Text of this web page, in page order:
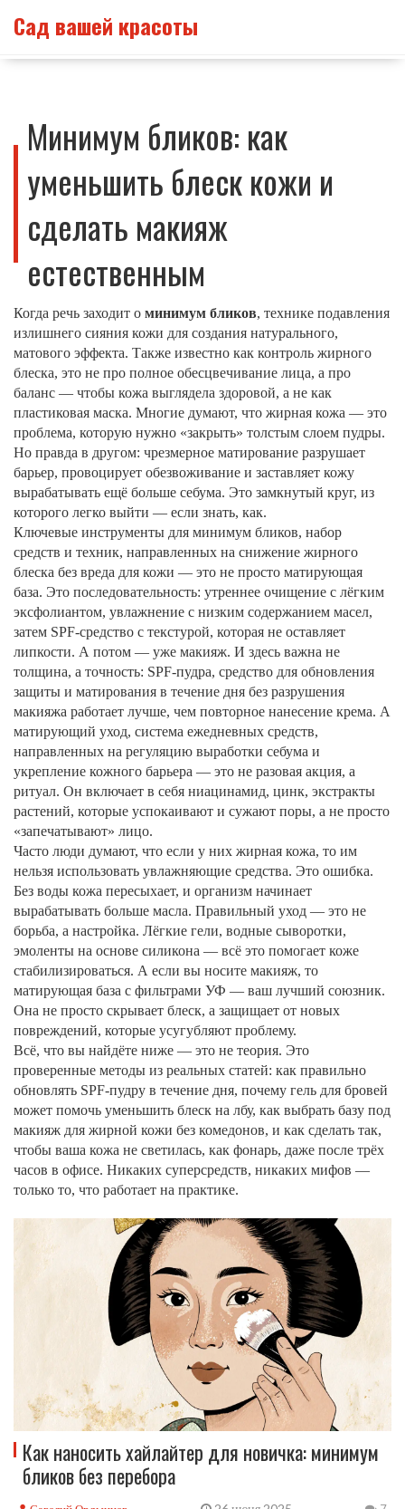
Сад вашей красоты
Минимум бликов: как
уменьшить блеск кожи и
сделать макияж
естественным
Когда речь заходит о минимум бликов, технике подавления
излишнего сияния кожи для создания натурального,
матового эффекта. Также известно как контроль жирного
блеска, это не про полное обесцвечивание лица, а про
баланс — чтобы кожа выглядела здоровой, а не как
пластиковая маска. Многие думают, что жирная кожа — это
проблема, которую нужно «закрыть» толстым слоем пудры.
Но правда в другом: чрезмерное матирование разрушает
барьер, провоцирует обезвоживание и заставляет кожу
вырабатывать ещё больше себума. Это замкнутый круг, из
которого легко выйти — если знать, как.
Ключевые инструменты для минимум бликов, набор
средств и техник, направленных на снижение жирного
блеска без вреда для кожи — это не просто матирующая
база. Это последовательность: утреннее очищение с лёгким
эксфолиантом, увлажнение с низким содержанием масел,
затем SPF-средство с текстурой, которая не оставляет
липкости. А потом — уже макияж. И здесь важна не
толщина, а точность: SPF-пудра, средство для обновления
защиты и матирования в течение дня без разрушения
макияжа работает лучше, чем повторное нанесение крема. А
матирующий уход, система ежедневных средств,
направленных на регуляцию выработки себума и
укрепление кожного барьера — это не разовая акция, а
ритуал. Он включает в себя ниацинамид, цинк, экстракты
растений, которые успокаивают и сужают поры, а не просто
«запечатывают» лицо.
Часто люди думают, что если у них жирная кожа, то им
нельзя использовать увлажняющие средства. Это ошибка.
Без воды кожа пересыхает, и организм начинает
вырабатывать больше масла. Правильный уход — это не
борьба, а настройка. Лёгкие гели, водные сыворотки,
эмоленты на основе силикона — всё это помогает коже
стабилизироваться. А если вы носите макияж, то
матирующая база с фильтрами УФ — ваш лучший союзник.
Она не просто скрывает блеск, а защищает от новых
повреждений, которые усугубляют проблему.
Всё, что вы найдёте ниже — это не теория. Это
проверенные методы из реальных статей: как правильно
обновлять SPF-пудру в течение дня, почему гель для бровей
может помочь уменьшить блеск на лбу, как выбрать базу под
макияж для жирной кожи без комедонов, и как сделать так,
чтобы ваша кожа не светилась, как фонарь, даже после трёх
часов в офисе. Никаких суперсредств, никаких мифов —
только то, что работает на практике.
Как наносить хайлайтер для новичка: минимум
бликов без перебора